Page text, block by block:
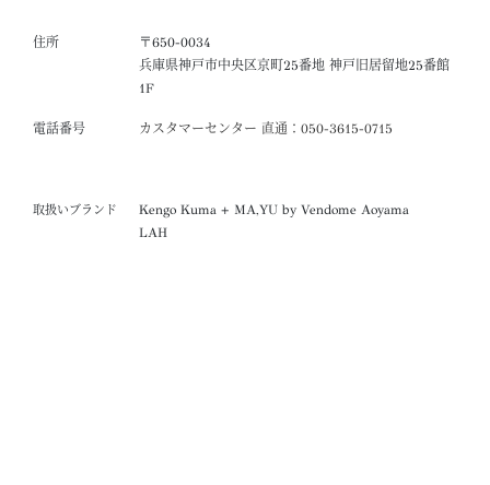
住所
〒650-0034
兵庫県神戸市中央区京町25番地 神戸旧居留地25番館
1F
電話番号 カスタマーセンター 直通：050-3615-0715
取扱いブランド
Kengo Kuma + MA,YU by Vendome Aoyama
LAH